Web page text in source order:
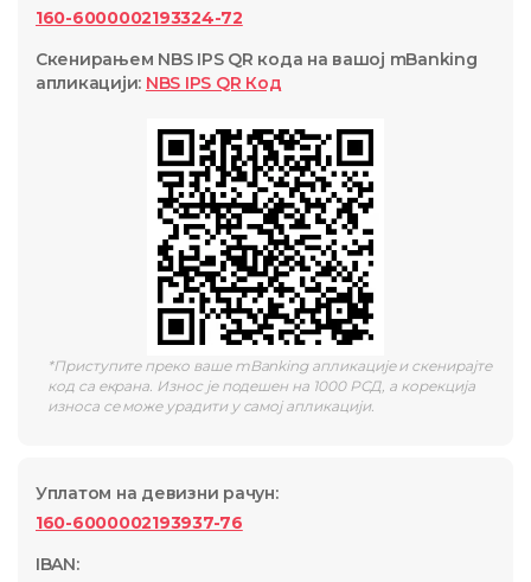
160-6000002193324-72
Скенирањем NBS IPS QR кода на вашој mBanking
апликацији: NBS IPS QR Код
*Приступите преко ваше mBanking апликације и скенирајте
код са екрана. Износ је подешен на 1000 РСД, а корекција
износа се може урадити у самој апликацији.
Уплатом на девизни рачун:
160-6000002193937-76
IBAN: